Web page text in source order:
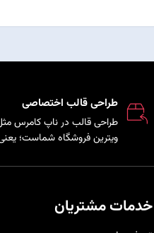
طراحی قالب اختصاصی
طراحی قالب در ناپ کامرس
ویترین فروشگاه شماست؛
مشتری‌هایتان شخصی‌سازی
خریدی راحت و لذت‌بخش را برای
کاربرانتان فراهم کند
خدمات مشتریان